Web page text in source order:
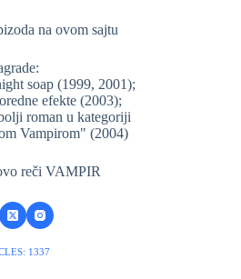
na ovom sajtu
soap (1999, 2001);
efekte (2003);
roman u kategoriji
Vampirom" (2004)
reči VAMPIR
1337